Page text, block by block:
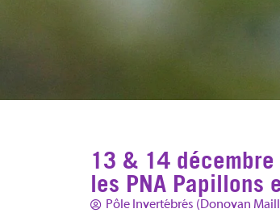
13 & 14
les PNA Papillons
Pôle Invertébrés (Donovan